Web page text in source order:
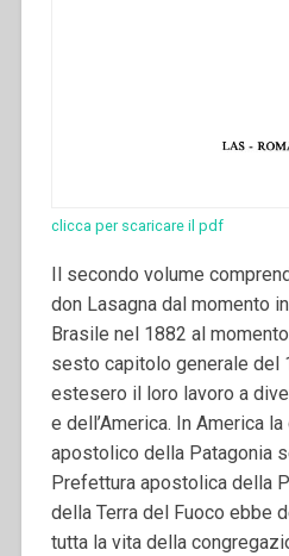
clicca per scaricare il pdf
Il secondo volume
don Lasagna dal momento
Brasile nel 1882 al
sesto capitolo generale del
estesero il loro lavoro a
e dell’America. In America
apostolico della Patagonia
Prefettura apostolica della
della Terra del Fuoco ebbe
tutta la vita della